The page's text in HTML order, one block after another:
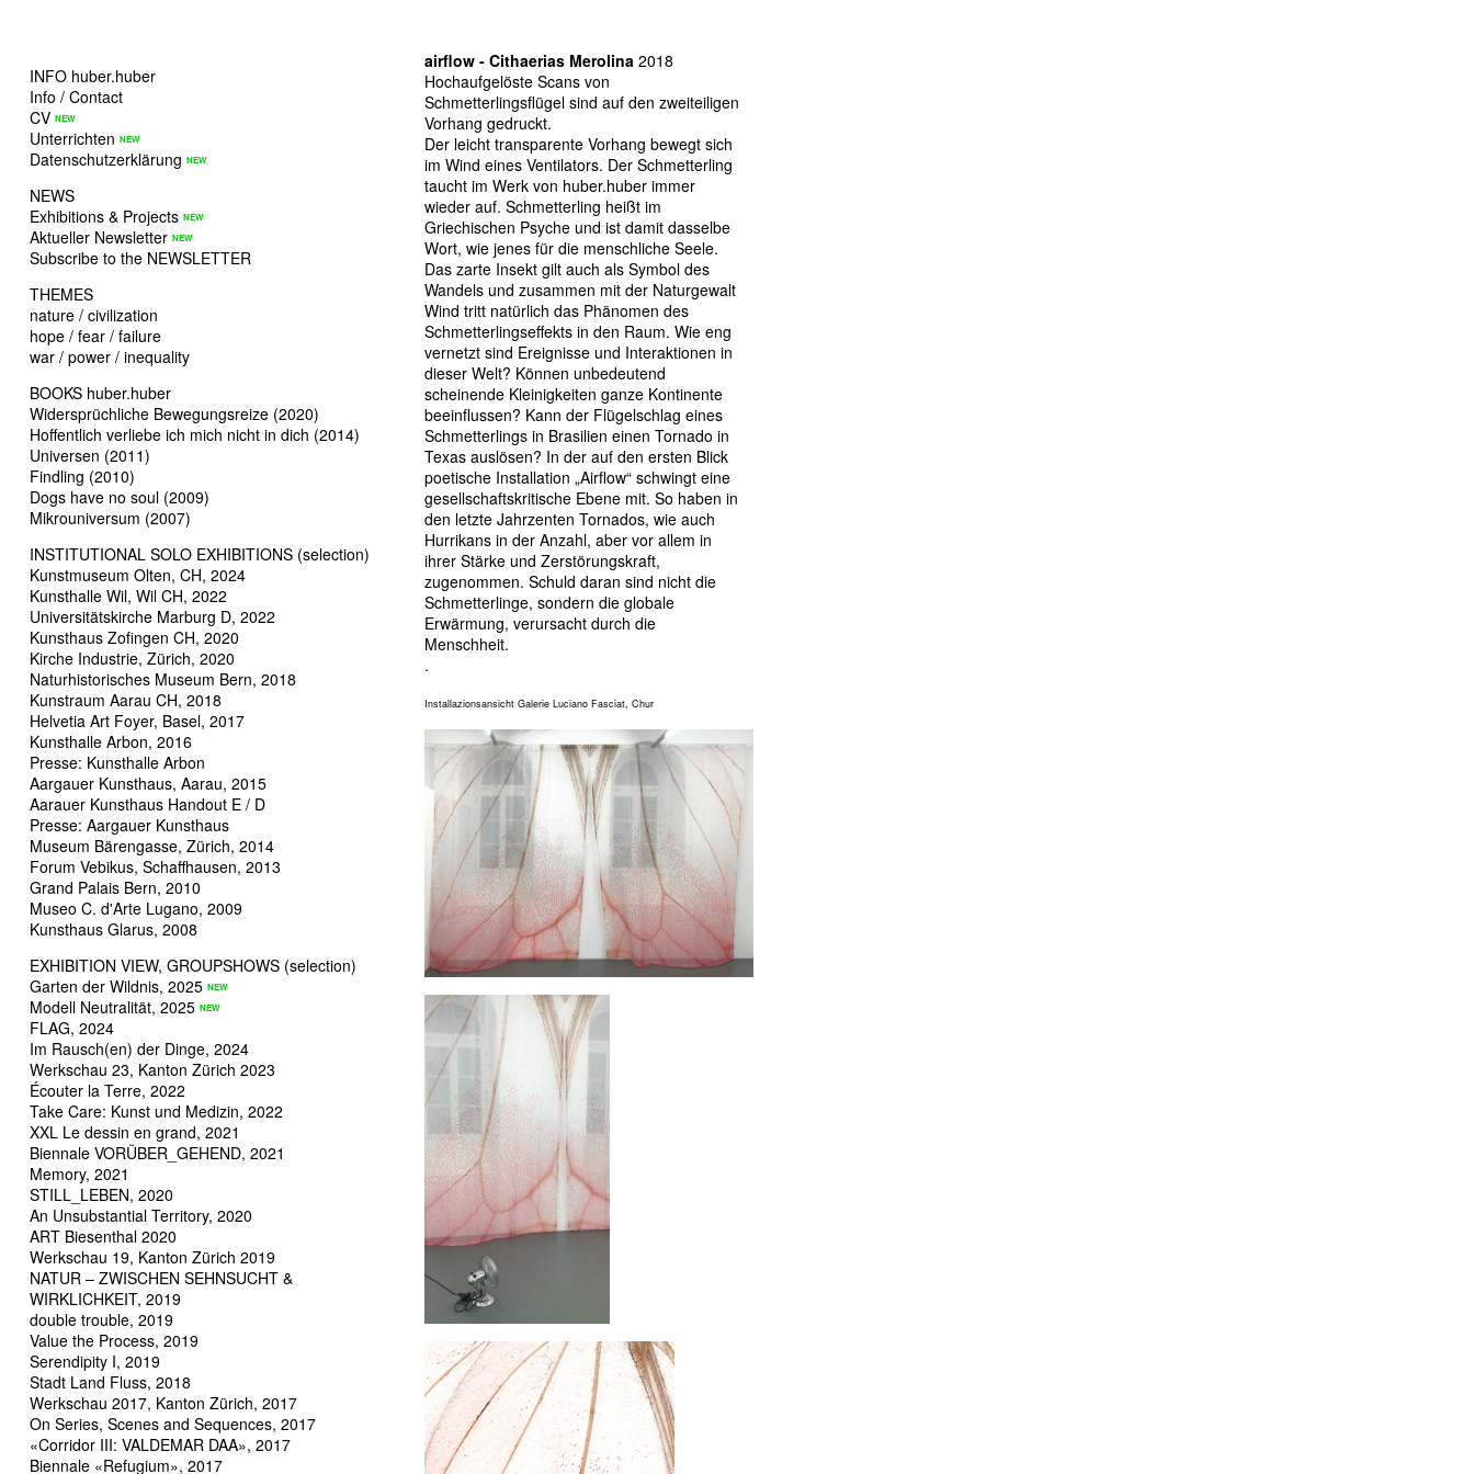
INFO huber.huber
Info / Contact
CV
Unterrichten
Datenschutzerklärung
NEWS
Exhibitions & Projects
Aktueller Newsletter
Subscribe to the NEWSLETTER
THEMES
nature / civilization
hope / fear / failure
war / power / inequality
BOOKS huber.huber
Widersprüchliche Bewegungsreize (2020)
Hoffentlich verliebe ich mich nicht in dich (2014)
Universen (2011)
Findling (2010)
Dogs have no soul (2009)
Mikrouniversum (2007)
INSTITUTIONAL SOLO EXHIBITIONS (selection)
Kunstmuseum Olten, CH, 2024
Kunsthalle Wil, Wil CH, 2022
Universitätskirche Marburg D, 2022
Kunsthaus Zofingen CH, 2020
Kirche Industrie, Zürich, 2020
Naturhistorisches Museum Bern, 2018
Kunstraum Aarau CH, 2018
Helvetia Art Foyer, Basel, 2017
Kunsthalle Arbon, 2016
Presse: Kunsthalle Arbon
Aargauer Kunsthaus, Aarau, 2015
Aarauer Kunsthaus Handout E / D
Presse: Aargauer Kunsthaus
Museum Bärengasse, Zürich, 2014
Forum Vebikus, Schaffhausen, 2013
Grand Palais Bern, 2010
Museo C. d'Arte Lugano, 2009
Kunsthaus Glarus, 2008
EXHIBITION VIEW, GROUPSHOWS (selection)
Garten der Wildnis, 2025
Modell Neutralität, 2025
FLAG, 2024
Im Rausch(en) der Dinge, 2024
Werkschau 23, Kanton Zürich 2023
Écouter la Terre, 2022
Take Care: Kunst und Medizin, 2022
XXL Le dessin en grand, 2021
Biennale VORÜBER_GEHEND, 2021
Memory, 2021
STILL_LEBEN, 2020
An Unsubstantial Territory, 2020
ART Biesenthal 2020
Werkschau 19, Kanton Zürich 2019
NATUR – ZWISCHEN SEHNSUCHT &
WIRKLICHKEIT, 2019
double trouble, 2019
Value the Process, 2019
Serendipity I, 2019
Stadt Land Fluss, 2018
Werkschau 2017, Kanton Zürich, 2017
On Series, Scenes and Sequences, 2017
«Corridor III: VALDEMAR DAA», 2017
Biennale «Refugium», 2017
airflow - Cithaerias Merolina 2018
Hochaufgelöste Scans von
Schmetterlingsflügel sind auf den zweiteiligen
Vorhang gedruckt.
Der leicht transparente Vorhang bewegt sich
im Wind eines Ventilators. Der Schmetterling
taucht im Werk von huber.huber immer
wieder auf. Schmetterling heißt im
Griechischen Psyche und ist damit dasselbe
Wort, wie jenes für die menschliche Seele.
Das zarte Insekt gilt auch als Symbol des
Wandels und zusammen mit der Naturgewalt
Wind tritt natürlich das Phänomen des
Schmetterlingseffekts in den Raum. Wie eng
vernetzt sind Ereignisse und Interaktionen in
dieser Welt? Können unbedeutend
scheinende Kleinigkeiten ganze Kontinente
beeinflussen? Kann der Flügelschlag eines
Schmetterlings in Brasilien einen Tornado in
Texas auslösen? In der auf den ersten Blick
poetische Installation „Airflow“ schwingt eine
gesellschaftskritische Ebene mit. So haben in
den letzte Jahrzenten Tornados, wie auch
Hurrikans in der Anzahl, aber vor allem in
ihrer Stärke und Zerstörungskraft,
zugenommen. Schuld daran sind nicht die
Schmetterlinge, sondern die globale
Erwärmung, verursacht durch die
Menschheit.
.
Installazionsansicht Galerie Luciano Fasciat, Chur